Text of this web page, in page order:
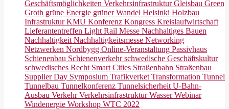
Geschäftsmöglichkeiten VerkehrsinfrastrukturGleisbau Green
Groth grüne Energie grüner Wandel Helsinki Holzbau
InfrastrukturKMU Konferenz Kongress Kreislaufwirtschaft
Lieferantentreffen Light Rail Messe Nachhaltiges Bauen
Nachhaltigkeit Nachhaltigkeitsmesse Networking
Netzwerken Nordbygg Online-Veranstaltung Passivhaus
Schienenbau Schienenverkehrschwedische Geschäftskultur
schwedisches Recht Smart Cities Straßenbahn Straßenbau
Supplier Day Symposium Trafikverket Transformation Tunnel
Tunnelbau Tunnelkonferenz Tunnelsicherheit U-Bahn-
Ausbau VerkehrVerkehrsinfrastrukturWasserWebinar
Windenergie Workshop WTC 2022